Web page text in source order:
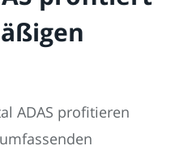
ADAS profitieren